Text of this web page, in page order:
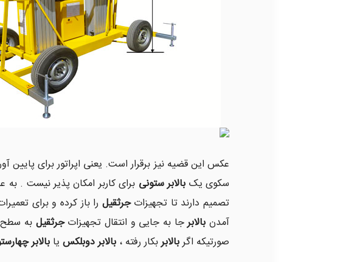
عکس این قضیه نیز برقرار است. یعنی اپراتور برای
سکوی یک بالابر ستونی برای کاربر امکان پذیر نیست . به
تصمیم دارند تا تجهیزاتجرثقیل را باز کرده و برای
آمدن بالابرجا به جایی و انتقال تجهیزاتجرثقیل به سطح
صورتیکه اگربالابربکار رفته ، بالابر دوبلکس یا بالابر